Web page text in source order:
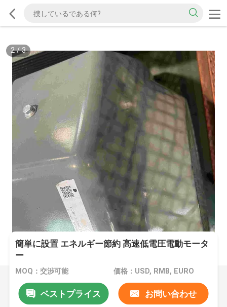
2/3
簡単に設置 エネルギー節約 高速低電圧電動モータ
ー
MOQ：交渉可能 価格：USD, RMB, EURO
ベストプライス お問い合わせ